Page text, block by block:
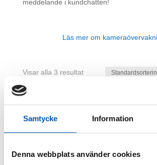
Samtycke Information
Denna webbplats använder cookies
meddelande i kundchatten!
Läs mer om
Visar alla 3 resultat